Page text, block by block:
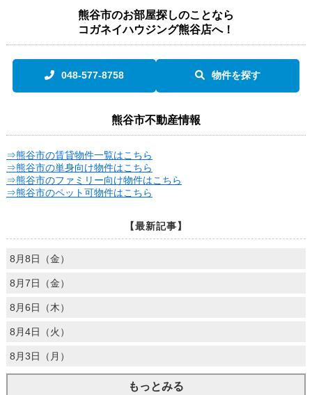
熊谷市のお部屋探しのことなら
コガネイハウジング熊谷店へ！
048-577-8758 物件を探す
熊谷市不動産情報
⇒熊谷市の賃貸物件一覧はこちら
⇒熊谷市の単身向け物件はこちら
⇒熊谷市のファミリー向け物件はこちら
⇒熊谷市のペット可物件はこちら
【最新記事】
8月8日（金）
8月7日（金）
8月6日（木）
8月4日（火）
8月3日（月）
もっとみる